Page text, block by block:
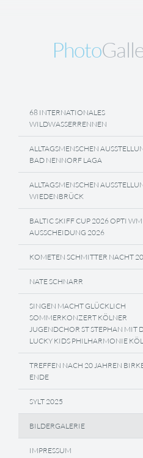
Photo
68 INTERNATIONALES
WILDWASSERRENNEN
ALLTAGSMENSCHEN
BAD NENNORF LAGA
ALLTAGSMENSCHEN
WIEDENBRÜCK
BALTIC SKIFF CUP 2026 OPTI
AUSSCHEIDUNG 2026
KOMETEN SCHMITTER NACHT
NATE SCHNARR
SINGEN MACHT GLÜCKLICH
SOMMERKONZERT KÖLNER
JUGENDCHOR ST STEPHAN MIT
LUCKY KIDS PHILHARMONIE
TREFFEN NACH 20 JAHREN
ENDE
SYLT 2025
BILDERGALERIE
IMPRESSUM